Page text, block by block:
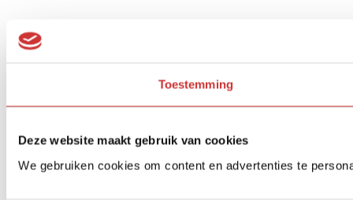
Toestemming
Deze website maakt gebruik van cookies
We gebruiken cookies om content en advertenties te